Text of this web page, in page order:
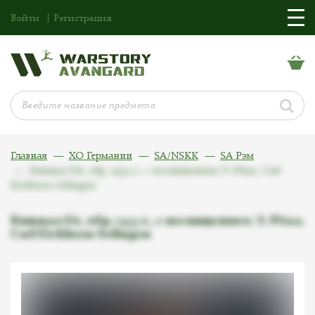
Войти Регистрация
Главная ХО Германии SA/NSKK
SA Рэм
Кинжал SA, обр. 1933 г., с посвящением Э. Рёма,
Carl Eickhorn Solingen